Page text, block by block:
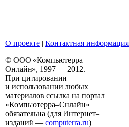
О проекте | Контактная информация
© ООО «Компьютерра–
Онлайн», 1997 — 2012.
При цитировании
и использовании любых
материалов ссылка на портал
«Компьютерра–Онлайн»
обязательна (для Интернет–
изданий — computerra.ru)